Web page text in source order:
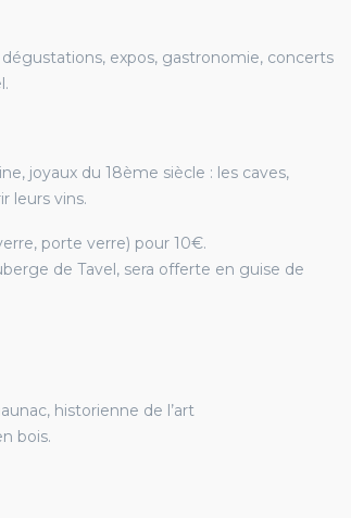
dégustations, expos, gastronomie, concerts
joyaux du 18ème siècle : les caves,
leurs vins.
porte verre) pour 10€.
de Tavel, sera offerte en guise de
historienne de l’art
bois.